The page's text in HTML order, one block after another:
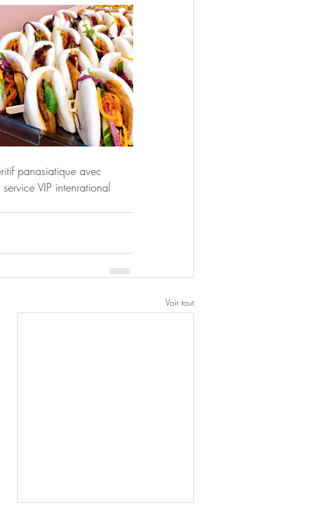
panasiatique avec
VIP intenrational
Voir tout